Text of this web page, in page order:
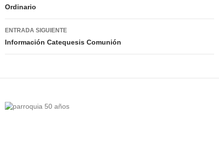
entradas
Ordinario
ENTRADA SIGUIENTE
Información Catequesis Comunión